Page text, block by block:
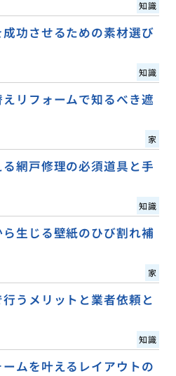
知識
功させるための素材選び
知識
リフォームで知るべき遮
家
網戸修理の必須道具と手
知識
生じる壁紙のひび割れ補
家
うメリットと業者依頼と
知識
ムを叶えるレイアウトの